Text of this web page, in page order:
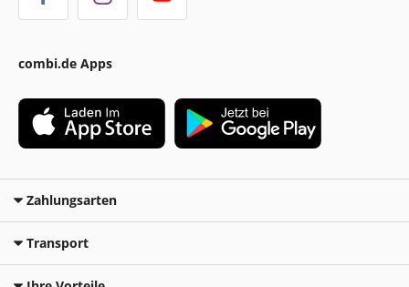
combi.de Apps
Zahlungsarten
Transport